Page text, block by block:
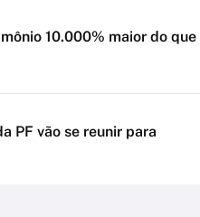
10.000% maior do que
PF vão se reunir para